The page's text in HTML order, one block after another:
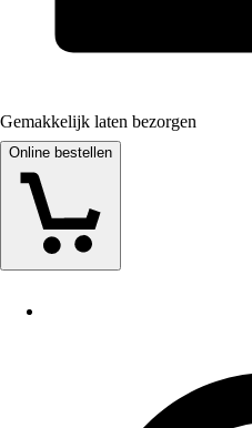
Gemakkelijk laten bezorgen
Online bestellen